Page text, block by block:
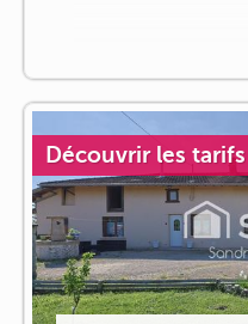
Découvrir les tarifs